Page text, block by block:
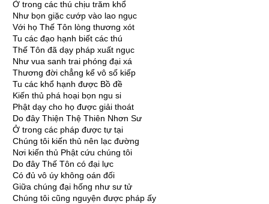
Ở trong các thú chịu trăm khổ
Như bọn giặc cướp vào lao ngục
Với họ Thế Tôn lòng thương xót
Tu các đạo hạnh biết các thú
Thế Tôn đã dạy pháp xuất ngục
Như vua sanh trai phóng đại xá
Thương đời chẳng kể vô số kiếp
Tu các khổ hạnh được Bồ đề
Kiến thủ phá hoại bọn ngu si
Phật dạy cho họ được giải thoát
Do đây Thiện Thệ Thiên Nhơn Sư
Ở trong các pháp được tự tại
Chúng tôi kiến thủ nên lạc đường
Nơi kiến thủ Phật cứu chúng tôi
Do đây Thế Tôn có đại lực
Có đủ vô úy không oán đối
Giữa chúng đại hống như sư tử
Chúng tôi cũng nguyện được pháp ấy